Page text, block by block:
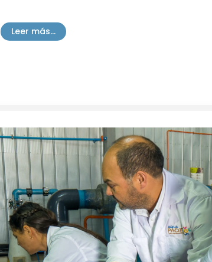
Leer más...